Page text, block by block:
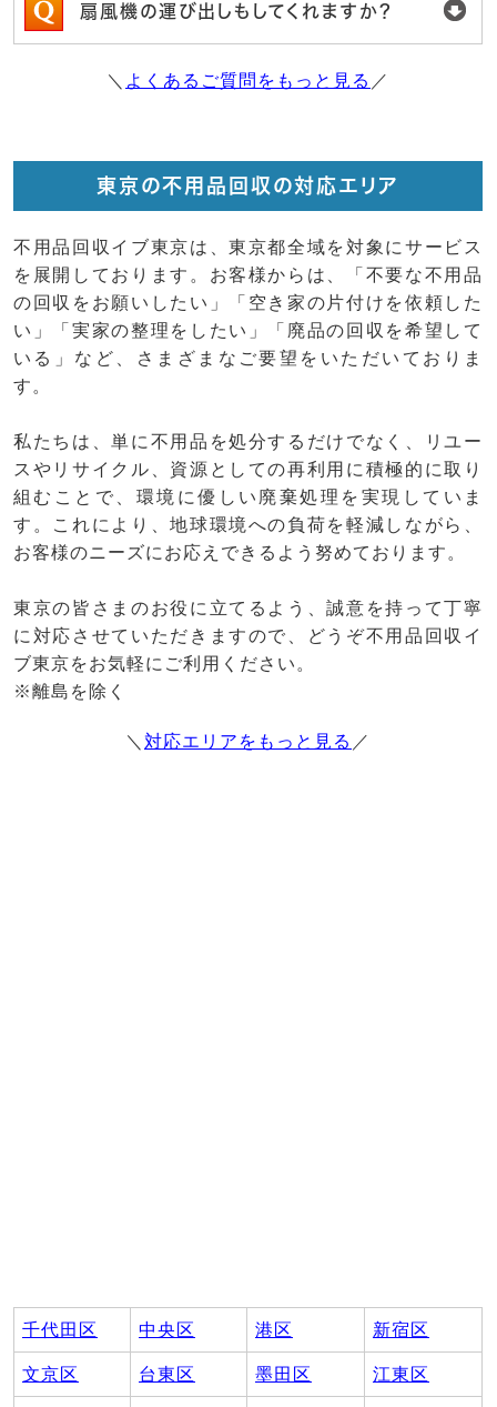
扇風機の運び出しもしてくれますか？
＼ よくあるご質問をもっと見る ／
東京の不用品回収の対応エリア
不用品回収イブ東京は、東京都全域を対象にサービス
を展開しております。お客様からは、「不要な不用品
の回収をお願いしたい」「空き家の片付けを依頼した
い」「実家の整理をしたい」「廃品の回収を希望して
いる」など、さまざまなご要望をいただいておりま
す。
私たちは、単に不用品を処分するだけでなく、リユー
スやリサイクル、資源としての再利用に積極的に取り
組むことで、環境に優しい廃棄処理を実現していま
す。これにより、地球環境への負荷を軽減しながら、
お客様のニーズにお応えできるよう努めております。
東京の皆さまのお役に立てるよう、誠意を持って丁寧
に対応させていただきますので、どうぞ不用品回収イ
ブ東京をお気軽にご利用ください。
※離島を除く
＼ 対応エリアをもっと見る ／
千代田区 中央区 港区 新宿区
文京区 台東区 墨田区 江東区